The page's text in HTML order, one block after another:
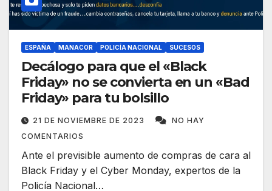
ESPAÑA MANACOR POLICÍA NACIONAL SUCESOS
Decálogo para que el «Black
Friday» no se convierta en un «Bad
Friday» para tu bolsillo
21 DE NOVIEMBRE DE 2023
NO HAY
COMENTARIOS
Ante el previsible aumento de compras de cara al
Black Friday y el Cyber Monday, expertos de la
Policía Nacional…